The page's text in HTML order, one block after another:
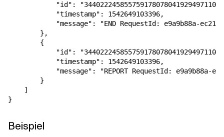
"id":
            "timestamp": 1542649103396,
"message": "END RequestId: e9a9b88a-ec21-
        },
        {
"id":
            "timestamp": 1542649103396,
"message": "REPORT RequestId: e9a9b88a-
        }
    ]
Beispiel